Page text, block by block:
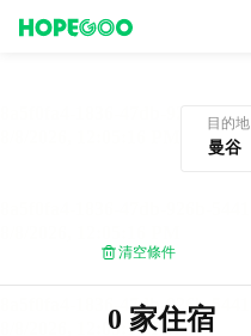
目的地
清空條件
0 家住宿